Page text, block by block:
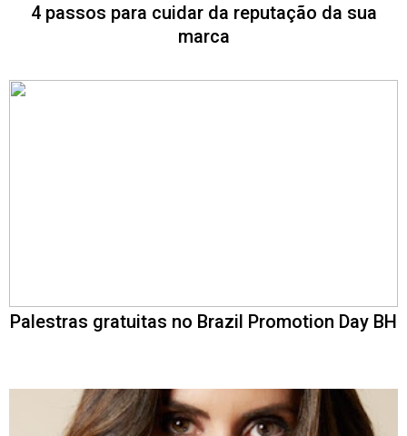
4 passos para cuidar da reputação da sua
marca
Palestras gratuitas no Brazil Promotion Day BH